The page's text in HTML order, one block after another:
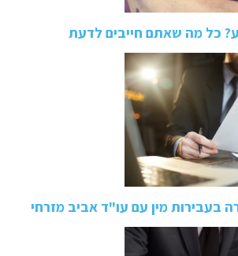
כל מה שאתם חייבים לדעת
בעבירות מין עם עו"ד אביב מזרחי